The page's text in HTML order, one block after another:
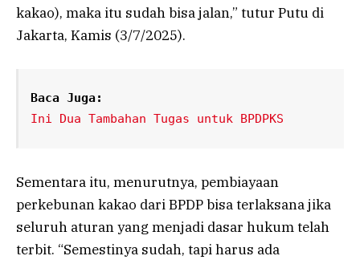
kakao), maka itu sudah bisa jalan,” tutur Putu di
Jakarta, Kamis (3/7/2025).
Baca Juga:
Ini Dua Tambahan Tugas untuk BPDPKS
Sementara itu, menurutnya, pembiayaan
perkebunan kakao dari BPDP bisa terlaksana jika
seluruh aturan yang menjadi dasar hukum telah
terbit. “Semestinya sudah, tapi harus ada